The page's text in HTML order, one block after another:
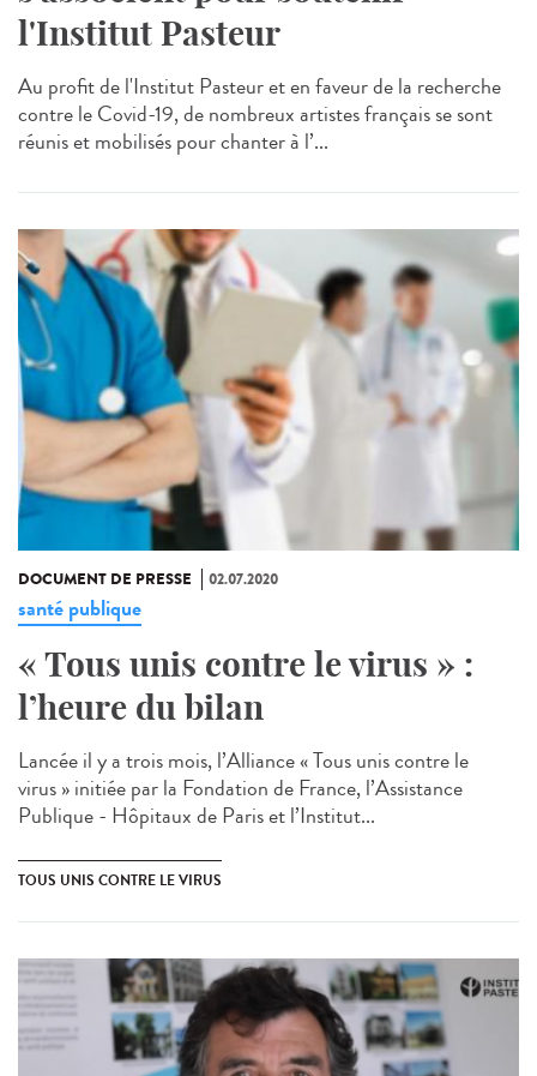
l'Institut Pasteur
Au profit de l'Institut Pasteur et en faveur de la recherche
contre le Covid-19, de nombreux artistes français se sont
réunis et mobilisés pour chanter à l’...
DOCUMENT DE PRESSE 02.07.2020
santé publique
« Tous unis contre le virus » :
l’heure du bilan
Lancée il y a trois mois, l’Alliance « Tous unis contre le
virus » initiée par la Fondation de France, l’Assistance
Publique - Hôpitaux de Paris et l’Institut...
TOUS UNIS CONTRE LE VIRUS